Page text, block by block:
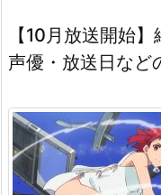
【10月放送開始
声優・放送日など